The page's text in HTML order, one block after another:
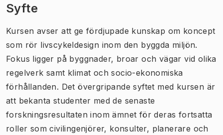
Syfte
Kursen avser att ge fördjupade kunskap om koncept
som rör livscykeldesign inom den byggda miljön.
Fokus ligger på byggnader, broar och vägar vid olika
regelverk samt klimat och socio-ekonomiska
förhållanden. Det övergripande syftet med kursen är
att bekanta studenter med de senaste
forskningsresultaten inom ämnet för deras fortsatta
roller som civilingenjörer, konsulter, planerare och